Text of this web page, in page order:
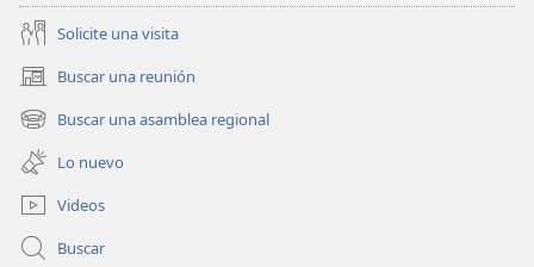
Solicite una visita
Buscar una reunión
(abre
una
nueva
ventana)
Buscar una asamblea regional
(abre
una
nueva
ventana)
Lo nuevo
Videos
Buscar